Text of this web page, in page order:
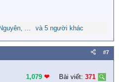
, Johannavà 5 người khác
#7
1,079 ❤︎ Bài viết: 371